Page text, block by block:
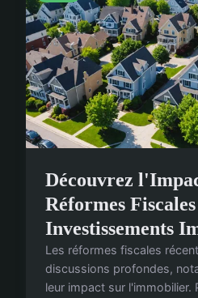
Découvrez
Réformes
Investissements
Les réformes fiscales
discussions profondes,
leur impact sur l'immobilier.